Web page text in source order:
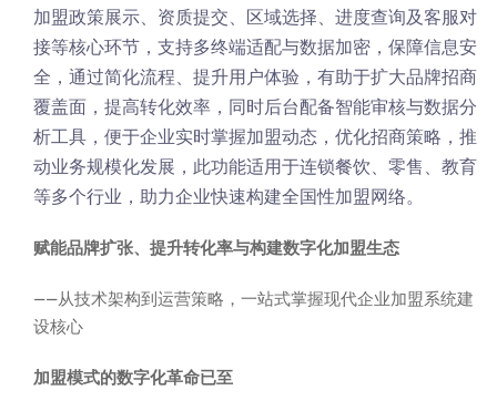
加盟政策展示、资质提交、区域选择、进度查询及客服对
接等核心环节，支持多终端适配与数据加密，保障信息安
全，通过简化流程、提升用户体验，有助于扩大品牌招商
覆盖面，提高转化效率，同时后台配备智能审核与数据分
析工具，便于企业实时掌握加盟动态，优化招商策略，推
动业务规模化发展，此功能适用于连锁餐饮、零售、教育
等多个行业，助力企业快速构建全国性加盟网络。
赋能品牌扩张、提升转化率与构建数字化加盟生态
——从技术架构到运营策略，一站式掌握现代企业加盟系统建
设核心
加盟模式的数字化革命已至